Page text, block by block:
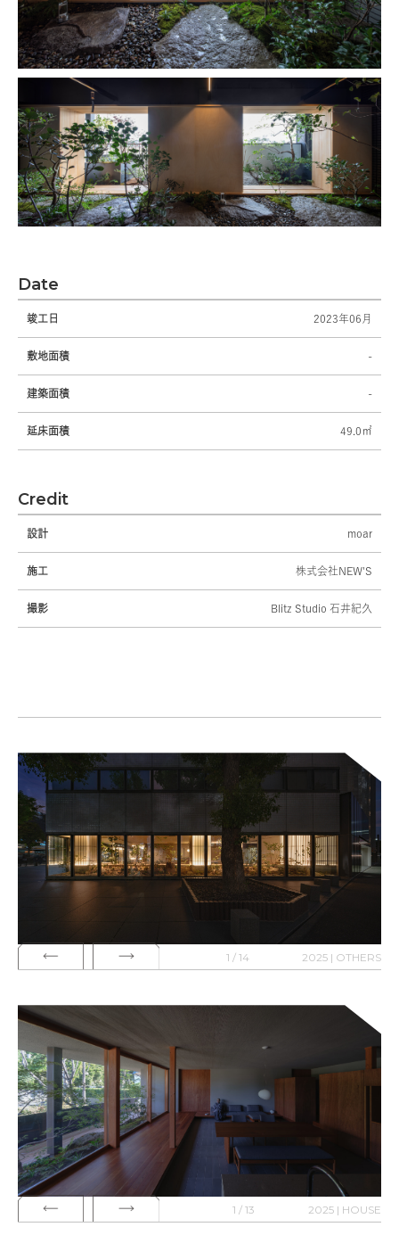
Date
竣工日 2023年06月
敷地面積 -
建築面積 -
延床面積 49.0㎡
Credit
設計 moar
施工 株式会社NEW'S
撮影 Blitz Studio 石井紀久
1 / 14 2025 | OTHERS
1 / 13 2025 | HOUSE